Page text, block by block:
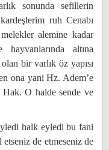
sonunda sefillerin
ruh Cenabı
alemine kadar
altına
bir varlık öz yapısı
ona yani Hz. Adem’e
O halde sende ve
halk eyledi bu fani
de etmeseniz de